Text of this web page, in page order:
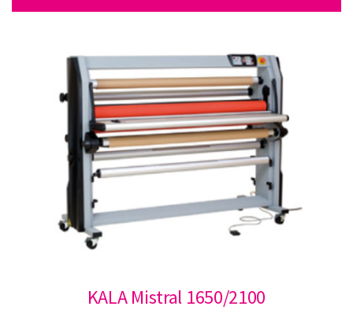
KALA Mistral 1650/2100